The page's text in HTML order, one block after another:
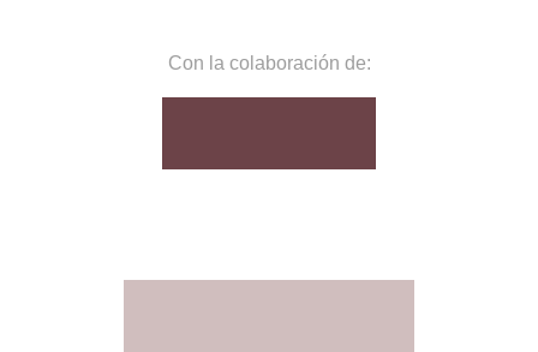
Con la colaboración de: